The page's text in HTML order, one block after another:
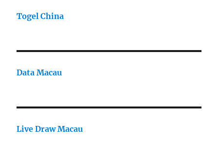
Togel China
Data Macau
Live Draw Macau